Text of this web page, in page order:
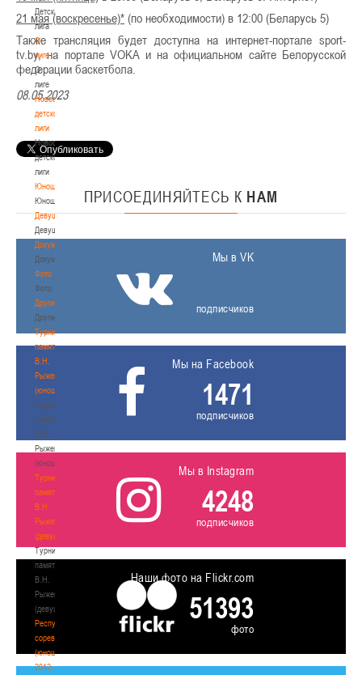
Детская
лига
О
лиге
О
лиге
Новости
детской
лиги
Новости
детской
лиги
Юноши
Юноши
Девушки
Девушки
Документы
Документы
Фото
Фото
Другие
Другие
Турнир
памяти
В.Н.
Рыженкова
(юноши)
Турнир
памяти
В.Н.
Рыженкова
(юноши)
Турнир
памяти
В.Н.
Рыженкова
(девушки)
Турнир
памяти
В.Н.
Рыженкова
(девушки)
Республиканские
соревнования
(юноши)
2012-
21 мая (воскресенье)* (по необходимости) в 12:00 (Беларусь 5)
Также трансляция будет доступна на интернет-портале sport-
tv.by, на портале VOKA и на официальном сайте Белорусской
федерации баскетбола.
08.05.2023
ПРИСОЕДИНЯЙТЕСЬ К НАМ
Мы в VK
подписчиков
Мы на Facebook
1471
подписчиков
Мы в Instagram
4248
подписчиков
Наши фото на Flickr.com
51393
фото